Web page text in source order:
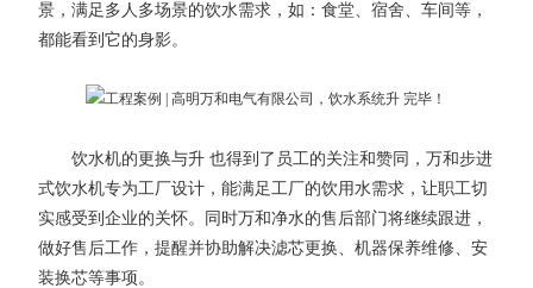
景，满足多人多场景的饮水需求，如：食堂、宿舍、车间等，
都能看到它的身影。
饮水机的更换与升 也得到了员工的关注和赞同，万和步进
式饮水机专为工厂设计，能满足工厂的饮用水需求，让职工切
实感受到企业的关怀。同时万和净水的售后部门将继续跟进，
做好售后工作，提醒并协助解决滤芯更换、机器保养维修、安
装换芯等事项。